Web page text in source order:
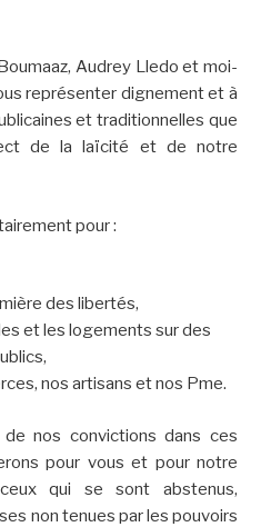
Audrey Lledo et moi-
représenter dignement et à
et traditionnelles que
de la laïcité et de notre
pour :
des libertés,
et les logements sur des
nos artisans et nos Pme.
nos convictions dans ces
pour vous et pour notre
qui se sont abstenus,
non tenues par les pouvoirs